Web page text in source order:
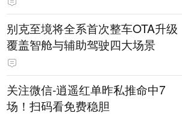
别克至境将全系首次整车OTA升级
覆盖智舱与辅助驾驶四大场景
关注微信-逍遥红单昨私推命中7
场！扫码看免费稳胆